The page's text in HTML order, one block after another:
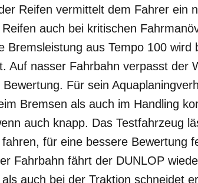
Reifen vermittelt dem Fahrer ein
auch bei kritischen
Bremsleistung aus Tempo 100
Auf nasser Fahrbahn verpasst der
Bewertung. Für sein
Bremsen als auch im Handling
auch knapp. Das Testfahrzeug
für eine bessere Bewertung
Fahrbahn fährt der DUNLOP
auch bei der Traktion schneidet